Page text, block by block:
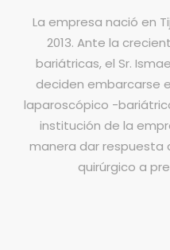
La empresa nació en
2013. Ante la
bariátricas, el Sr.
deciden embarcarse
laparoscópico -
institución de la
manera dar respuesta
quirúrgico a